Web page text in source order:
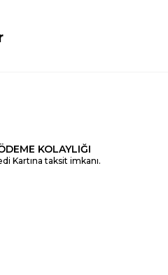
KOLAYLIĞI
Kartına taksit imkanı.